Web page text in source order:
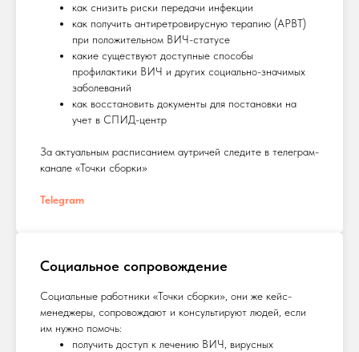
как снизить риски передачи инфекции
как получить антиретровирусную терапию (АРВТ)
при положительном ВИЧ-статусе
какие существуют доступные способы
профилактики ВИЧ и других социально-значимых
заболеваний
как восстановить документы для постановки на
учет в СПИД-центр
За актуальным расписанием аутричей следите в телеграм-
канале «Точки сборки»
Telegram
Социальное сопровождение
Социальные работники «Точки сборки», они же кейс-
менеджеры, сопровождают и консультируют людей, если
им нужно помочь:
получить доступ к лечению ВИЧ, вирусных